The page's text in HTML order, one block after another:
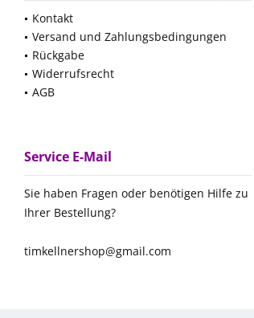
Kontakt
Versand und Zahlungsbedingungen
Rückgabe
Widerrufsrecht
AGB
Service E-Mail
Sie haben Fragen oder benötigen Hilfe zu
Ihrer Bestellung?
timkellnershop@gmail.com